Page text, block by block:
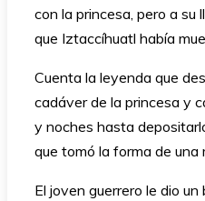
con la princesa, pero a su
que Iztaccíhuatl había
Cuenta la leyenda que
cadáver de la princesa y
y noches hasta
que tomó la forma de una
El joven guerrero le dio